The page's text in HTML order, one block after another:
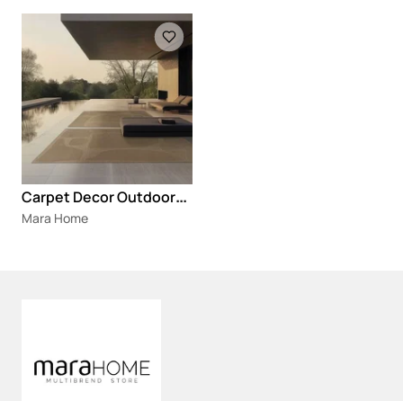
Loading
C
arpet Decor Outdoor-indoor tepisi
Mara Home